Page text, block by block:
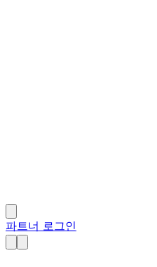
파트너 로그인